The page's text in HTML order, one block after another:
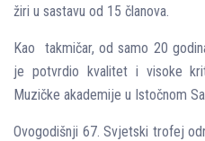
žiri u sastavu od 15 članova.
Kao takmičar, od samo 20
je potvrdio kvalitet i visoke
Muzičke akademije u Istočnom
Ovogodišnji 67. Svjetski trofej